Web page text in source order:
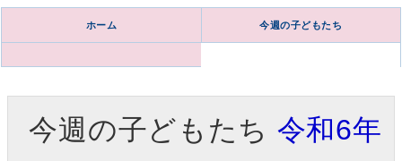
ホーム 今週の子どもたち
今週の子どもたち 令和6年